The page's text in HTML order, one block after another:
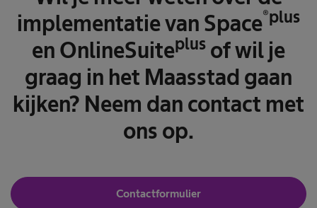
implementatie van Space®plus
en OnlineSuiteplus of wil je
graag in het Maasstad gaan
kijken? Neem dan contact met
ons op.
Contactformulier